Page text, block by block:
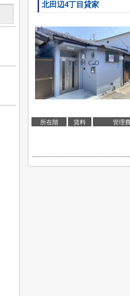
北田辺4丁目貸家
所在階 賃料 管理